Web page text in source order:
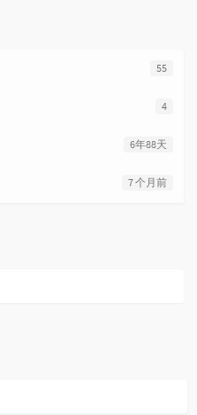
55
4
6年88天
7 个月前